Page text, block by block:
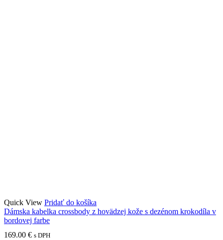
Quick View Pridať do košíka
Dámska kabelka crossbody z hovädzej kože s dezénom krokodíla v
bordovej farbe
169.00 € s DPH